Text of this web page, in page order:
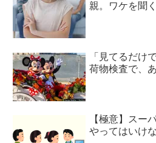
親。ワケを聞
「見てるだけ
荷物検査で、
【極意】スー
やってはいけ